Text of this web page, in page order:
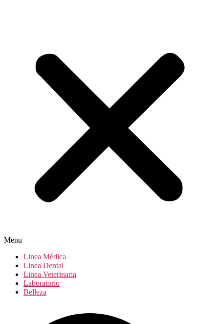
Menu
Linea Médica
Linea Dental
Linea Veterinaria
Laboratorio
Belleza